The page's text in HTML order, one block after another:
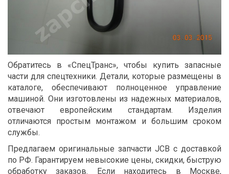
Обратитесь в «СпецТранс», чтобы купить запасные
части для спецтехники. Детали, которые размещены в
каталоге, обеспечивают полноценное управление
машиной. Они изготовлены из надежных материалов,
отвечают европейским стандартам. Изделия
отличаются простым монтажом и большим сроком
службы.
Предлагаем оригинальные запчасти JCB с доставкой
по РФ. Гарантируем невысокие цены, скидки, быструю
обработку заказов. Если находитесь в Москве,